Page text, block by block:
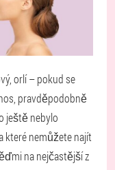
orlí – pokud se
pravděpodobně
ještě nebylo
které nemůžete najít
na nejčastější z